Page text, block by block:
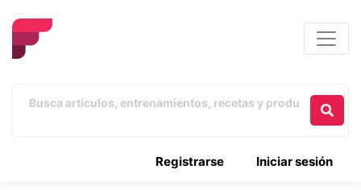
Iniciar sesión
Registrarse